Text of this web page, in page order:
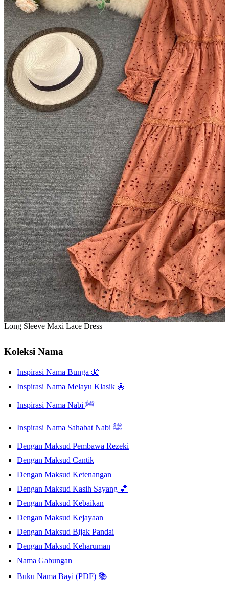
Long Sleeve Maxi Lace Dress
Koleksi Nama
Inspirasi Nama Bunga 🌺
Inspirasi Nama Melayu Klasik 🌼
Inspirasi Nama Nabi ﷺ
Inspirasi Nama Sahabat Nabi ﷺ
Dengan Maksud Pembawa Rezeki
Dengan Maksud Cantik
Dengan Maksud Ketenangan
Dengan Maksud Kasih Sayang 💕
Dengan Maksud Kebaikan
Dengan Maksud Kejayaan
Dengan Maksud Bijak Pandai
Dengan Maksud Keharuman
Nama Gabungan
Buku Nama Bayi (PDF) 📚